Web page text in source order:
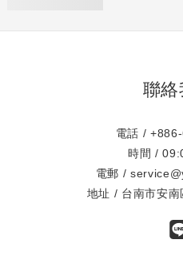
聯絡
電話 /
時間 /
電郵 /
地址 / 台南市安